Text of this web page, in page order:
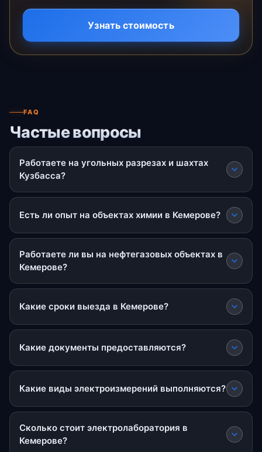
Узнать стоимость
FAQ
Частые вопросы
Работаете на угольных разрезах и шахтах
Кузбасса?
Есть ли опыт на объектах химии в Кемерове?
Работаете ли вы на нефтегазовых объектах в
Кемерове?
Какие сроки выезда в Кемерове?
Какие документы предоставляются?
Какие виды электроизмерений выполняются?
Сколько стоит электролаборатория в
Кемерове?